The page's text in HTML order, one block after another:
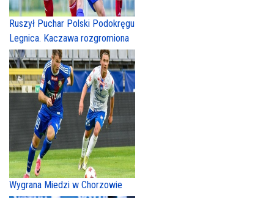
Ruszył Puchar Polski Podokręgu
Legnica. Kaczawa rozgromiona
Wygrana Miedzi w Chorzowie